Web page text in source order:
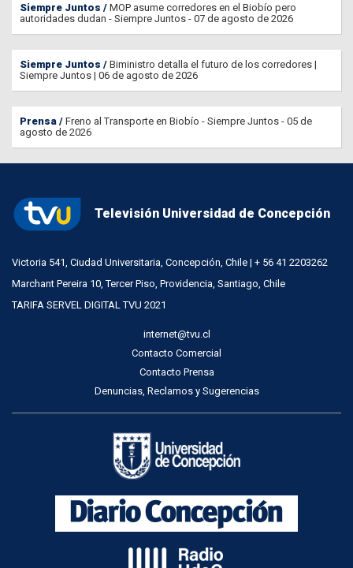
Siempre Juntos
MOP asume corredores en el Biobío pero
autoridades dudan - Siempre Juntos - 07 de agosto de 2026
Siempre Juntos
Biministro detalla el futuro de los corredores |
Siempre Juntos | 06 de agosto de 2026
Prensa
Freno al Transporte en Biobío - Siempre Juntos - 05 de
agosto de 2026
Televisión Universidad de Concepción
Victoria 541, Ciudad Universitaria, Concepción, Chile | + 56 41 2203262
Marchant Pereira 10, Tercer Piso, Providencia, Santiago, Chile
TARIFA SERVEL DIGITAL TVU 2021
internet@tvu.cl
Contacto Comercial
Contacto Prensa
Denuncias, Reclamos y Sugerencias